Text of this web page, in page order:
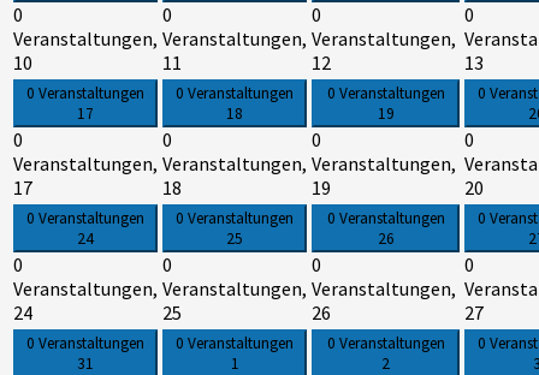
0
Veranstaltungen,
10
0
Veranstaltungen,
11
0
Veranstaltungen,
12
0
13
0 Veranstaltungen
17
0
Veranstaltungen,
17
0 Veranstaltungen
18
0
Veranstaltungen,
18
0 Veranstaltungen
19
0
Veranstaltungen,
19
0
0
20
0 Veranstaltungen
24
0
Veranstaltungen,
24
0 Veranstaltungen
25
0
Veranstaltungen,
25
0 Veranstaltungen
26
0
Veranstaltungen,
26
0
0
27
0 Veranstaltungen
31
0 Veranstaltungen
1
0 Veranstaltungen
2
0